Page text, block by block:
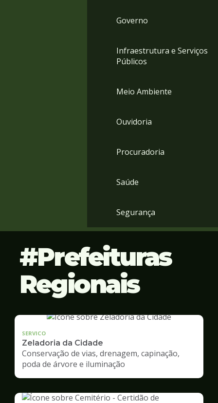
Governo
Infraestrutura e Serviços
Públicos
Meio Ambiente
Ouvidoria
Procuradoria
Saúde
Segurança
Prefeituras
Regionais
SERVICO
Zeladoria da Cidade
Conservação de vias, drenagem, capinação,
poda de árvore e iluminação